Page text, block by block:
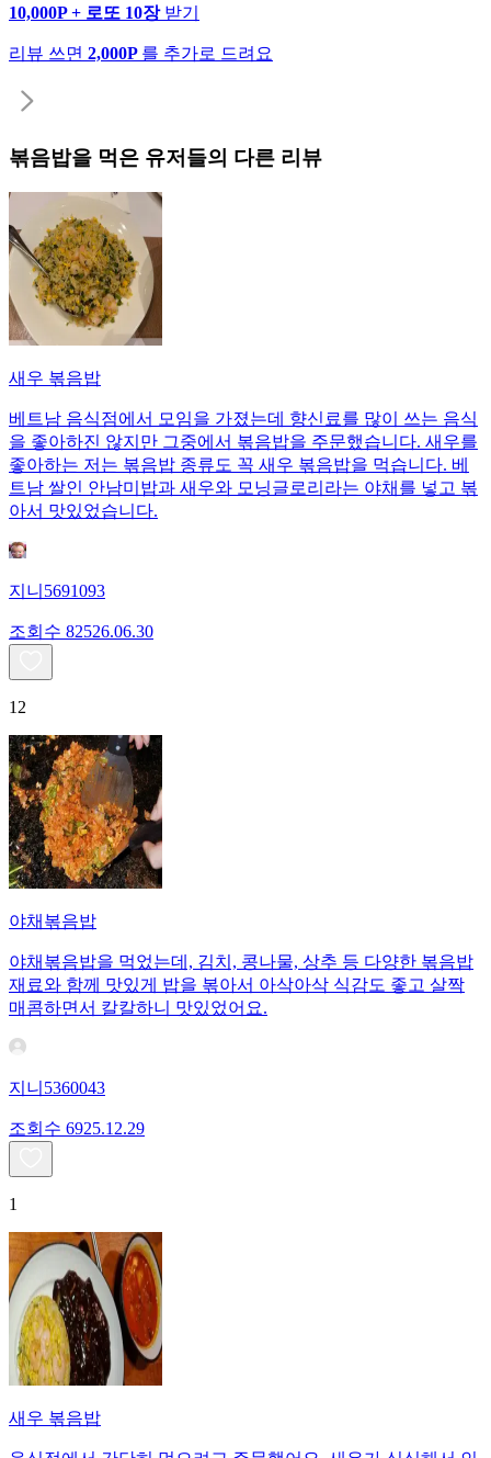
10,000P + 로또 10장 받기
리뷰 쓰면 2,000P 를 추가로 드려요
볶음밥을 먹은 유저들의 다른 리뷰
새우 볶음밥
베트남 음식점에서 모임을 가졌는데 향신료를 많이 쓰는 음식
을 좋아하진 않지만 그중에서 볶음밥을 주문했습니다. 새우를
좋아하는 저는 볶음밥 종류도 꼭 새우 볶음밥을 먹습니다. 베
트남 쌀인 안남미밥과 새우와 모닝글로리라는 야채를 넣고 볶
아서 맛있었습니다.
지니5691093
조회수 82526.06.30
12
야채볶음밥
야채볶음밥을 먹었는데, 김치, 콩나물, 상추 등 다양한 볶음밥
재료와 함께 맛있게 밥을 볶아서 아삭아삭 식감도 좋고 살짝
매콤하면서 칼칼하니 맛있었어요.
지니5360043
조회수 6925.12.29
1
새우 볶음밥